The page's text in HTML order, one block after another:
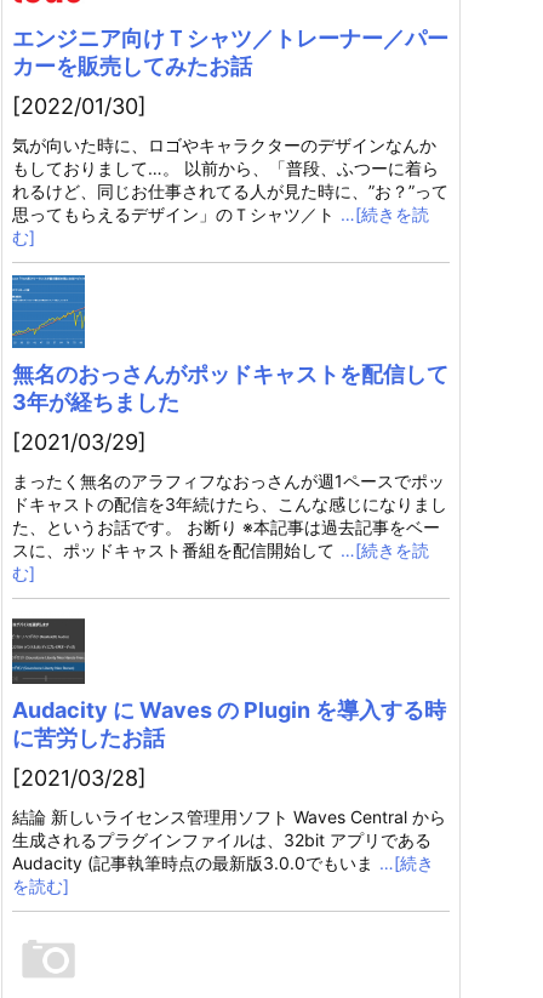
エンジニア向けＴシャツ／トレーナー／パー
カーを販売してみたお話
[2022/01/30]
気が向いた時に、ロゴやキャラクターのデザインなんか
もしておりまして…。 以前から、「普段、ふつーに着ら
れるけど、同じお仕事されてる人が見た時に、”お？”って
思ってもらえるデザイン」のＴシャツ／ト …[続きを読
む]
無名のおっさんがポッドキャストを配信して
3年が経ちました
[2021/03/29]
まったく無名のアラフィフなおっさんが週1ペースでポッ
ドキャストの配信を3年続けたら、こんな感じになりまし
た、というお話です。 お断り ※本記事は過去記事をベー
スに、ポッドキャスト番組を配信開始して …[続きを読
む]
Audacity に Waves の Plugin を導入する時
に苦労したお話
[2021/03/28]
結論 新しいライセンス管理用ソフト Waves Central から
生成されるプラグインファイルは、32bit アプリである
Audacity (記事執筆時点の最新版3.0.0でもいま …[続き
を読む]